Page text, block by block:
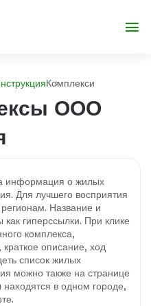
Комплекси
ООО
информация о жилых
Для лучшего восприятия
Название и
гиперссылки. При клике
комплекса,
описание, ход
список жилых
можно также на странице
в одном городе,